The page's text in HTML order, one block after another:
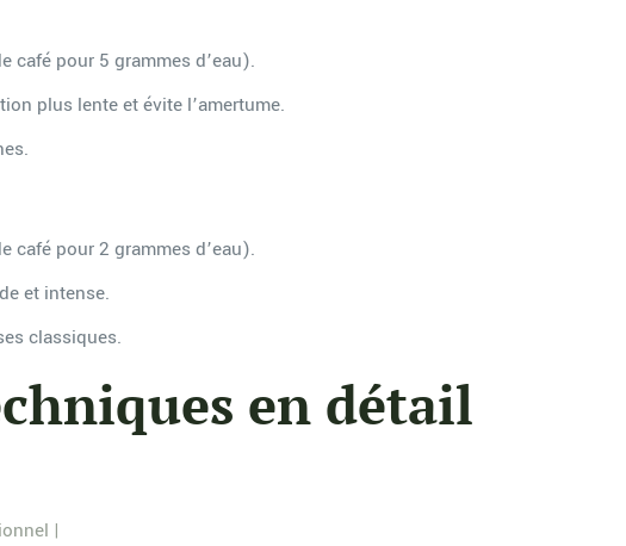
café pour 5 grammes d’eau).
plus lente et évite l’amertume.
café pour 2 grammes d’eau).
et intense.
classiques.
en détail
|